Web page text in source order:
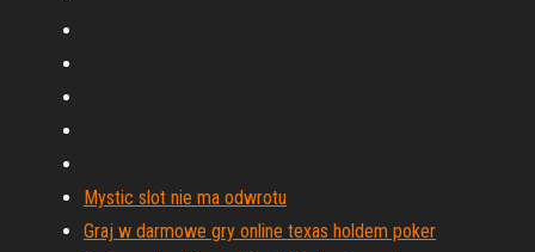
Mystic slot nie ma odwrotu
Graj w darmowe gry online texas holdem poker